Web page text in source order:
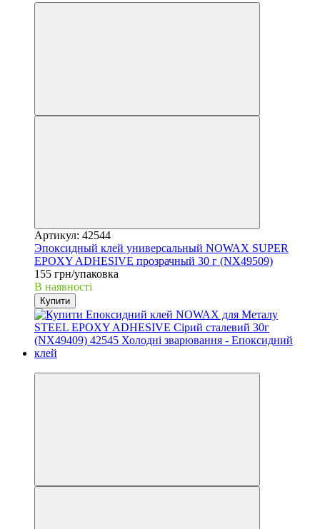
Артикул: 42544
Эпоксидный клей универсальный NOWAX SUPER
EPOXY ADHESIVE прозрачный 30 г (NX49509)
155 грн/упаковка
В наявності
Купити